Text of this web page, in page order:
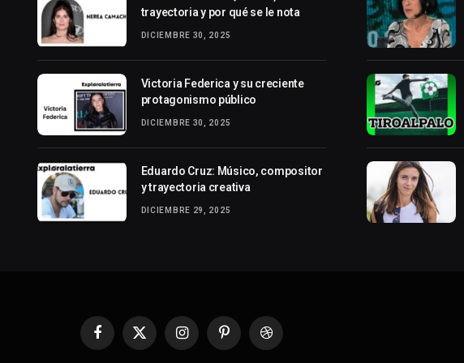
trayectoria y por qué se le nota
DICIEMBRE 30, 2025
Victoria Federica y su creciente
protagonismo público
DICIEMBRE 30, 2025
Eduardo Cruz: Músico, compositor
y trayectoria creativa
DICIEMBRE 29, 2025
Facebook
X
InstagramPinterestDribbble